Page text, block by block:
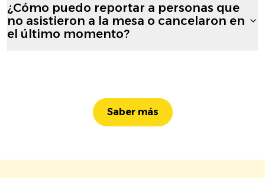
¿Cómo puedo reportar a personas que
no asistieron a la mesa o cancelaron en
el último momento?
Saber más